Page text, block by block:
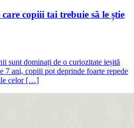
copiii tai trebuie să le știe
sunt dominați de o curiozitate ieșită
7 ani, copiii pot deprinde foarte repede
celor […]